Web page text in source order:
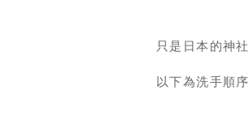
只是日本的神
以下為洗手順